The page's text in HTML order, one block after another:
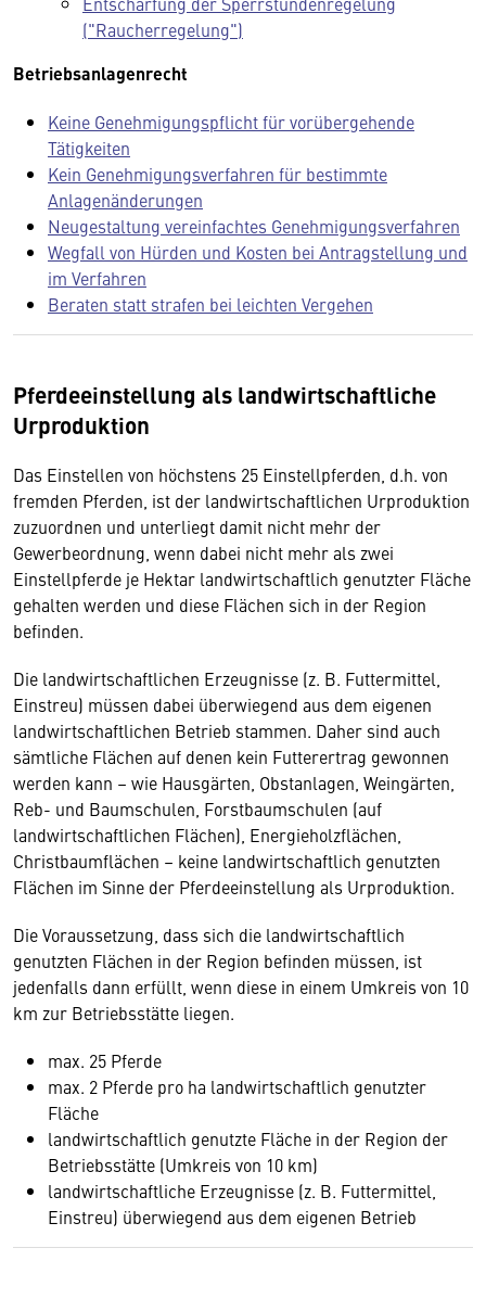
("Raucherregelung")
Betriebsanlagenrecht
Keine Genehmigungspflicht für vorübergehende
Tätigkeiten
Kein Genehmigungsverfahren für bestimmte
Anlagenänderungen
Neugestaltung vereinfachtes Genehmigungsverfahren
Wegfall von Hürden und Kosten bei Antragstellung und
im Verfahren
Beraten statt strafen bei leichten Vergehen
Pferdeeinstellung als landwirtschaftliche
Urproduktion
Das Einstellen von höchstens 25 Einstellpferden, d.h. von
fremden Pferden, ist der landwirtschaftlichen Urproduktion
zuzuordnen und unterliegt damit nicht mehr der
Gewerbeordnung, wenn dabei nicht mehr als zwei
Einstellpferde je Hektar landwirtschaftlich genutzter Fläche
gehalten werden und diese Flächen sich in der Region
befinden.
Die landwirtschaftlichen Erzeugnisse (z. B. Futtermittel,
Einstreu) müssen dabei überwiegend aus dem eigenen
landwirtschaftlichen Betrieb stammen. Daher sind auch
sämtliche Flächen auf denen kein Futterertrag gewonnen
werden kann – wie Hausgärten, Obstanlagen, Weingärten,
Reb- und Baumschulen, Forstbaumschulen (auf
landwirtschaftlichen Flächen), Energieholzflächen,
Christbaumflächen – keine landwirtschaftlich genutzten
Flächen im Sinne der Pferdeeinstellung als Urproduktion.
Die Voraussetzung, dass sich die landwirtschaftlich
genutzten Flächen in der Region befinden müssen, ist
jedenfalls dann erfüllt, wenn diese in einem Umkreis von 10
km zur Betriebsstätte liegen.
max. 25 Pferde
max. 2 Pferde pro ha landwirtschaftlich genutzter
Fläche
landwirtschaftlich genutzte Fläche in der Region der
Betriebsstätte (Umkreis von 10 km)
landwirtschaftliche Erzeugnisse (z. B. Futtermittel,
Einstreu) überwiegend aus dem eigenen Betrieb